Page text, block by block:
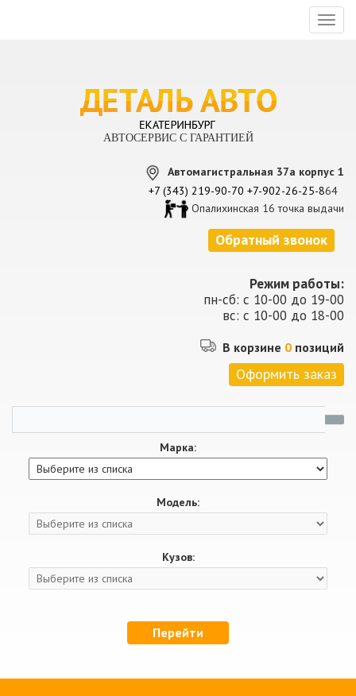
АВТОСЕРВИС С ГАРАНТИЕЙ
Автомагистральная 37а корпус 1
+7 (343) 219-90-70 +7-902-26-25-864
Опалихинская 16 точка выдачи
Обратный звонок
Режим работы:
пн-сб: с 10-00 до 19-00
вс: с 10-00 до 18-00
В корзине 0 позиций
Оформить заказ
Марка:
Модель:
Кузов:
Перейти